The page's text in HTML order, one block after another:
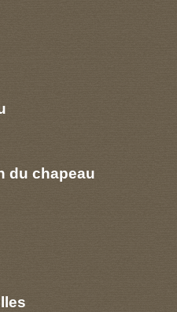
du chapeau